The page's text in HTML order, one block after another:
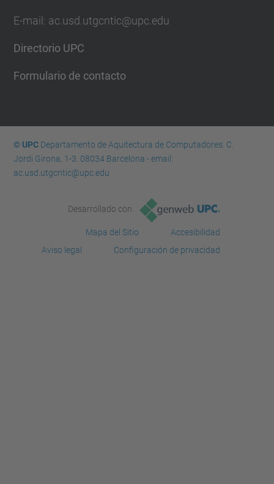
E-mail: ac.usd.utgcntic@upc.edu
Directorio UPC
Formulario de contacto
© UPCDepartamento de Aquitectura de Computadores. C.
Jordi Girona, 1-3. 08034 Barcelona - email:
ac.usd.utgcntic@upc.edu
Desarrollado con
Mapa del Sitio
Accesibilidad
Aviso legal
Configuración de privacidad